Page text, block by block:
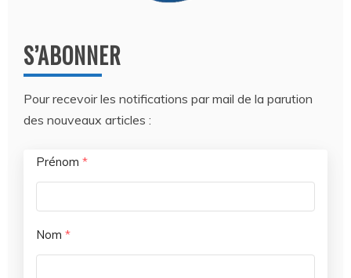
S’ABONNER
Pour recevoir les notifications par mail de la parution
des nouveaux articles :
Prénom *
Nom *